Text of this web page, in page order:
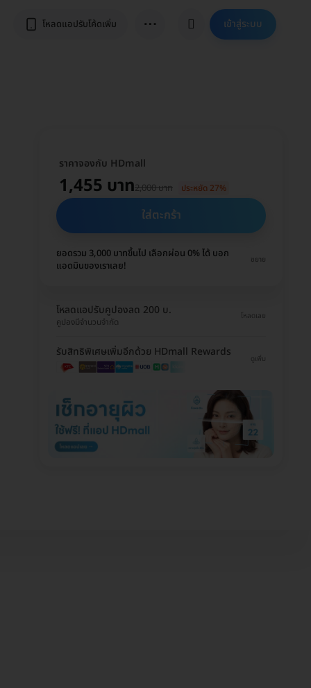
โหลดแอปรับโค้ดเพิ่ม ⋯ เข้าสู่ระบบ
ราคาจองกับ HDmall
1,455 บาท2,000 บาท ประหยัด 27%
ใส่ตะกร้า
ยอดรวม 3,000 บาทขึ้นไป เลือกผ่อน 0% ได้ บอก
แอดมินของเราเลย!
ขยาย
โหลดแอปรับคูปองลด 200 บ.
คูปองมีจำนวนจำกัด
โหลดเลย
รับสิทธิพิเศษเพิ่มอีกด้วย HDmall Rewards
ดูเพิ่ม